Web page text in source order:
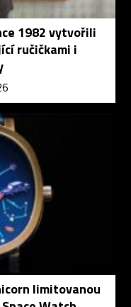
1982 vytvořili
ručičkami i
limitovanou